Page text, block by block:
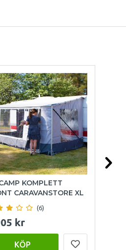
KOMPLETT
CARAVANSTORE XL
(6)
kr
KÖP